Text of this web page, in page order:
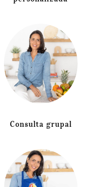
Consulta grupal